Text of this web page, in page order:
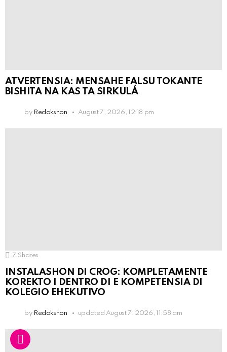
ATVERTENSIA: MENSAHE FALSU TOKANTE
BISHITA NA KAS TA SIRKULÁ
by Redakshon August 7, 2026, 12:18 pm
7 Shares
INSTALASHON DI CROG: KOMPLETAMENTE
KOREKTO I DENTRO DI E KOMPETENSIA DI
KOLEGIO EHEKUTIVO
by Redakshon updated August 7, 2026, 11:58 am